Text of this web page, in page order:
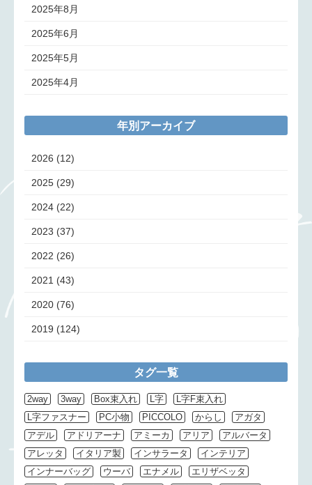
2025年8月
2025年6月
2025年5月
2025年4月
年別アーカイブ
2026 (12)
2025 (29)
2024 (22)
2023 (37)
2022 (26)
2021 (43)
2020 (76)
2019 (124)
タグ一覧
2way 3way Box束入れ L字
L字F束入れ
L字ファスナー
PC小物 PICCOLO からし
アガタ
アデル
アドリアーナ アミーカ アリア
アルバータ
アレッタ
イタリア製 インサラータ
インテリア
インナーバッグ
ウーバ エナメル
エリザベッタ